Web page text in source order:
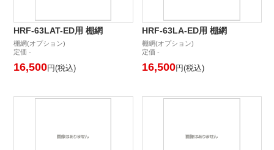
HRF-63LAT-ED用 棚網
棚網(オプション)
定価 -
16,500円(税込)
HRF-63LA-ED用 棚網
棚網(オプション)
定価 -
16,500円(税込)